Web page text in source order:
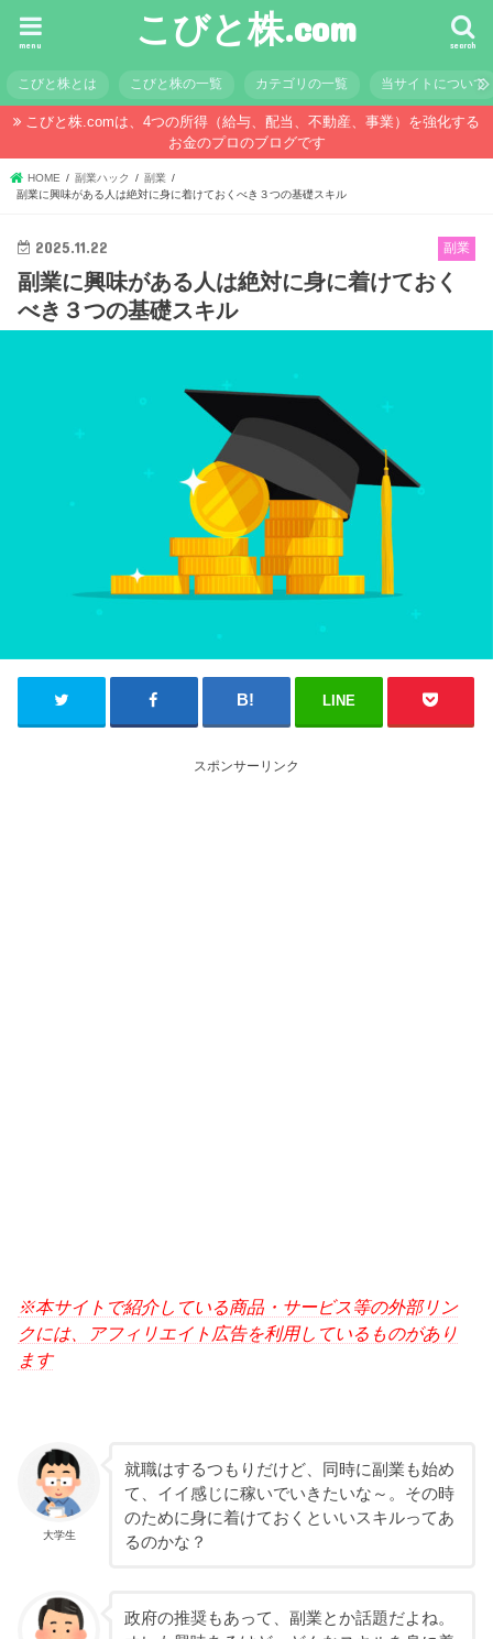
こびと株.com search
menu
こびと株とは こびと株の一覧 カテゴリの一覧 当サイトについて
こびと株.comは、4つの所得（給与、配当、不動産、事業）を強化する
お金のプロのブログです
HOME 副業ハック
副業
副業に興味がある人は絶対に身に着けておくべき３つの基礎スキル
副業
2025.11.22
副業に興味がある人は絶対に身に着けておく
べき３つの基礎スキル
LINE
スポンサーリンク
※本サイトで紹介している商品・サービス等の外部リン
クには、アフィリエイト広告を利用しているものがあり
ます
大学生
就職はするつもりだけど、同時に副業も始め
て、イイ感じに稼いでいきたいな～。その時
のために身に着けておくといいスキルってあ
るのかな？
政府の推奨もあって、副業とか話題だよね。